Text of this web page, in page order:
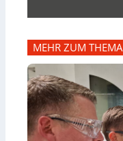
MEHR ZUM THEMA